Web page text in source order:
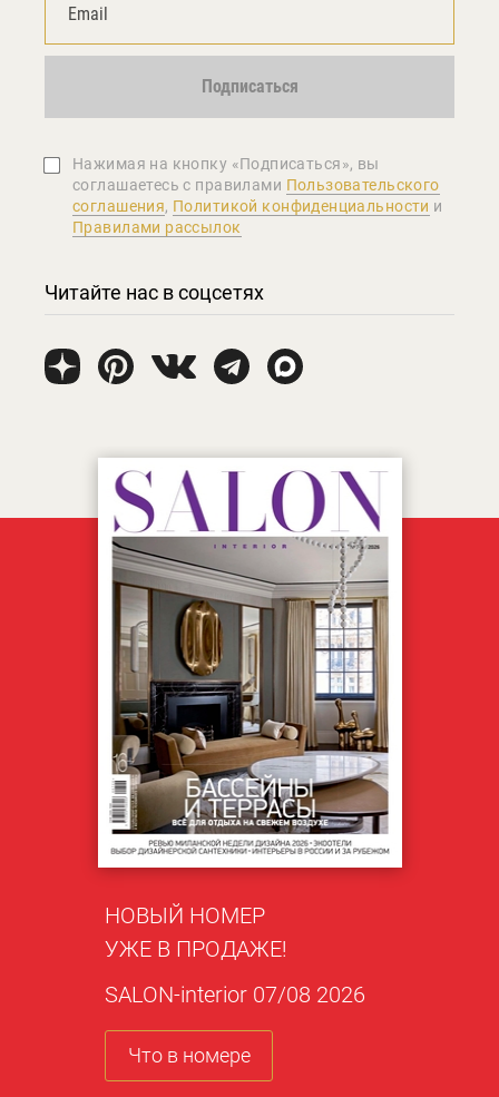
Подписаться
Нажимая на кнопку «Подписаться», вы
соглашаетеcь с правилами Пользовательского
соглашения, Политикой конфиденциальности и
Правилами рассылок
Читайте нас в соцсетях
НОВЫЙ НОМЕР
УЖЕ В ПРОДАЖЕ!
SALON-interior 07/08 2026
Что в номере